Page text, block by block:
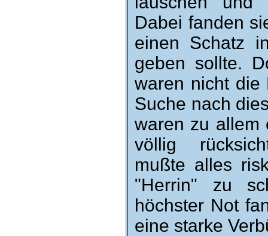
Da­bei fanden
einen Schatz
geben sollte.
waren nicht die
Suche nach
waren zu allem
völlig
mußte alles
"Herrin" zu
höchster Not
eine starke